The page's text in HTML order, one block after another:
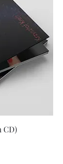
CD)